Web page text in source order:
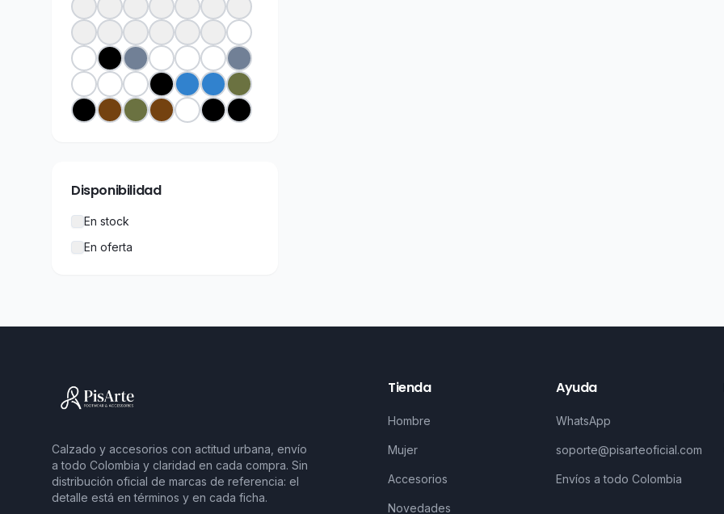
Disponibilidad
En stock
En oferta
Calzado y accesorios con actitud urbana, envío
a todo Colombia y claridad en cada compra. Sin
distribución oficial de marcas de referencia: el
detalle está en términos y en cada ficha.
Tienda
Hombre
Mujer
Accesorios
Novedades
Ayuda
WhatsApp
soporte@pisarteoficial.com
Envíos a todo Colombia